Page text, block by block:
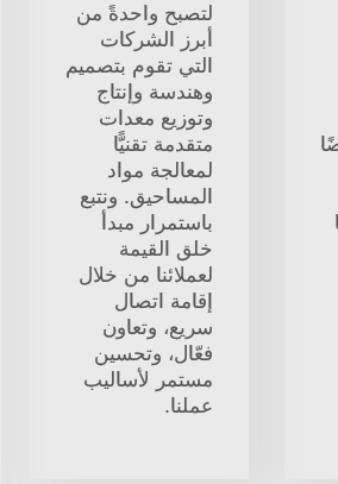
لتصبح واحدةً من
أبرز الشركات
التي تقوم بتصميم
وهندسة وإنتاج
وتوزيع معدات
متقدمة تقنيًّا
لمعالجة مواد
المساحيق. ونتبع
باستمرار مبدأ
خلق القيمة
لعملائنا من خلال
إقامة اتصال
سريع، وتعاون
فعّال، وتحسين
مستمر لأساليب
عملنا.